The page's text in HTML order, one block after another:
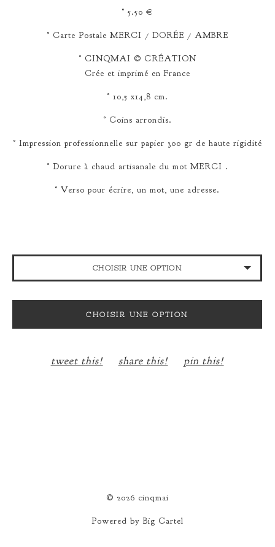
° 5.50 €
° Carte Postale MERCI / DORÉE / AMBRE
° CINQMAI © CRÉATION
Crée et imprimé en France
° 10,5 x14,8 cm.
° Coins arrondis.
° Impression professionnelle sur papier 300 gr de haute rigidité
° Dorure à chaud artisanale du mot MERCI .
° Verso pour écrire, un mot, une adresse.
CHOISIR UNE OPTION
CHOISIR UNE OPTION
tweet this! share this! pin this!
© 2026 cinqmai
Powered by Big Cartel